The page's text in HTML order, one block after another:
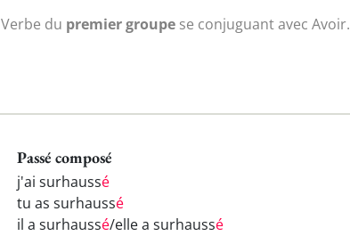
Verbe du premier groupe se conjuguant avec Avoir.
Passé composé
j'ai surhaussé
tu as surhaussé
il a surhaussé/elle a surhaussé